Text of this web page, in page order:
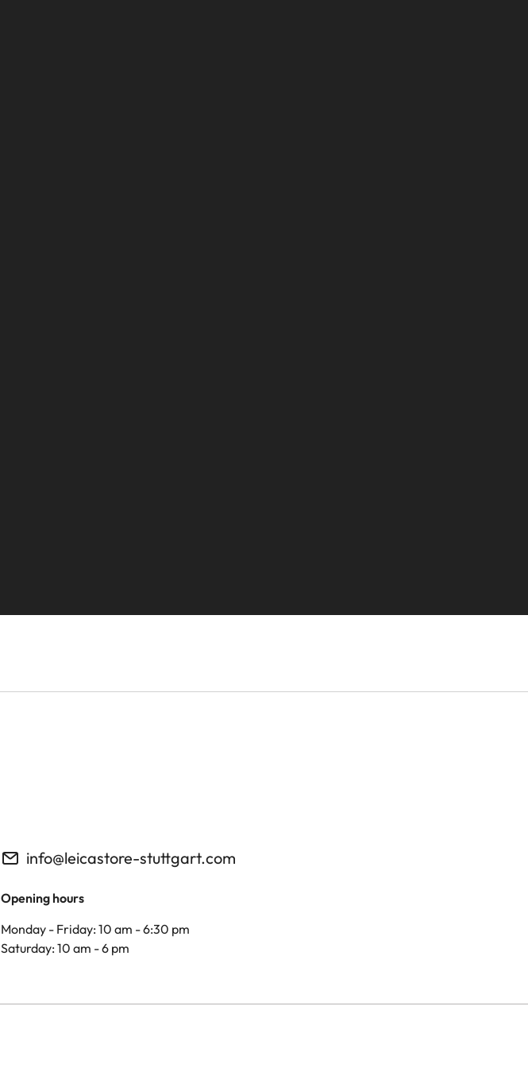
info@leicastore-stuttgart.com
Opening hours
Monday - Friday: 10 am - 6:30 pm
Saturday: 10 am - 6 pm